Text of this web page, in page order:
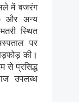
में बजरंग
और अन्य
स्थित
पर
की।
से प्रसिद्ध
उपलब्ध